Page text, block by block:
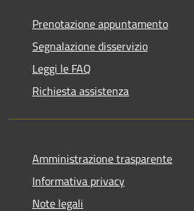
Prenotazione appuntamento
Segnalazione disservizio
Leggi le FAQ
Richiesta assistenza
Amministrazione trasparente
Informativa privacy
Note legali